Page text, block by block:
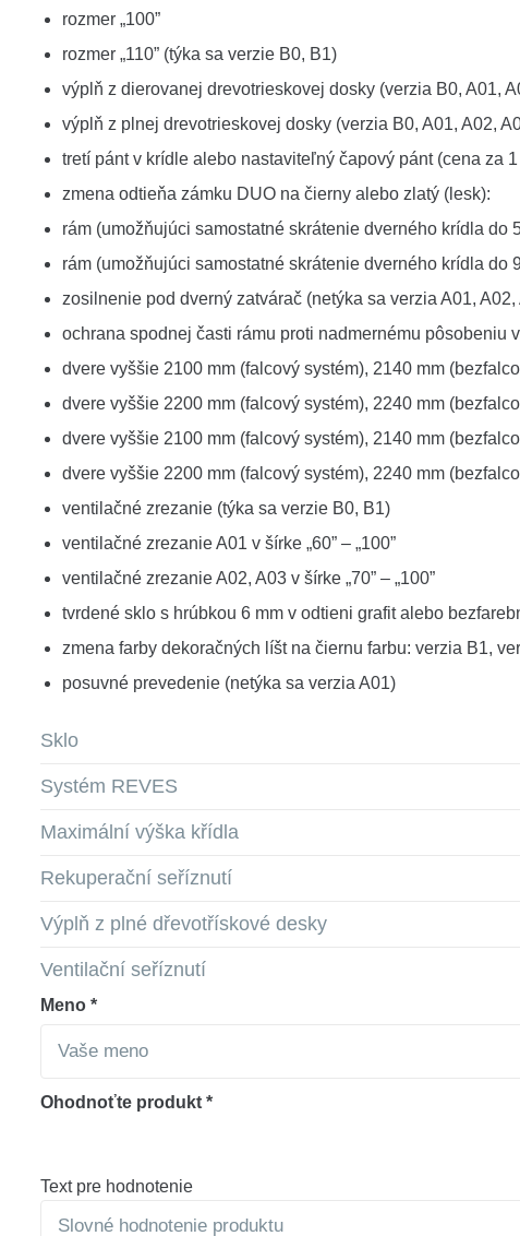
rozmer „100”
rozmer „110” (týka sa verzie B0, B1)
výplň z dierovanej drevotrieskovej dosky (verzia B0, A01,
výplň z plnej drevotrieskovej dosky (verzia B0, A01, A02,
tretí pánt v krídle alebo nastaviteľný čapový pánt (cena za 1
zmena odtieňa zámku DUO na čierny alebo zlatý (lesk):
rám (umožňujúci samostatné skrátenie dverného krídla do
rám (umožňujúci samostatné skrátenie dverného krídla do
zosilnenie pod dverný zatvárač (netýka sa verzia A01, A02,
ochrana spodnej časti rámu proti nadmernému pôsobeniu
dvere vyššie 2100 mm (falcový systém), 2140 mm
dvere vyššie 2200 mm (falcový systém), 2240 mm
dvere vyššie 2100 mm (falcový systém), 2140 mm
dvere vyššie 2200 mm (falcový systém), 2240 mm
ventilačné zrezanie (týka sa verzie B0, B1)
ventilačné zrezanie A01 v šírke „60” – „100”
ventilačné zrezanie A02, A03 v šírke „70” – „100”
tvrdené sklo s hrúbkou 6 mm v odtieni grafit alebo
zmena farby dekoračných líšt na čiernu farbu: verzia B1,
posuvné prevedenie (netýka sa verzia A01)
Sklo
Systém REVES
Maximální výška křídla
Rekuperační seříznutí
Výplň z plné dřevotřískové desky
Ventilační seříznutí
Meno *
Ohodnoťte produkt *
Text pre hodnotenie